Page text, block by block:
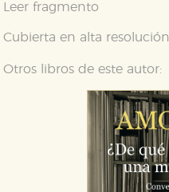
Leer fragmento
Cubierta en alta resolución
Otros libros de este autor: